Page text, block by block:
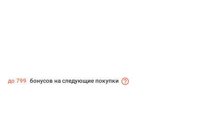
до 799 бонусов на следующие покупки